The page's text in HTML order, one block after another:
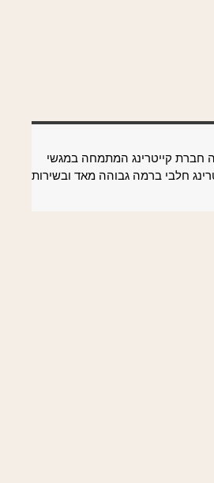
חברת קייטרינג המתמחה במגשי
חלבי ברמה גבוהה מאד ובשירות